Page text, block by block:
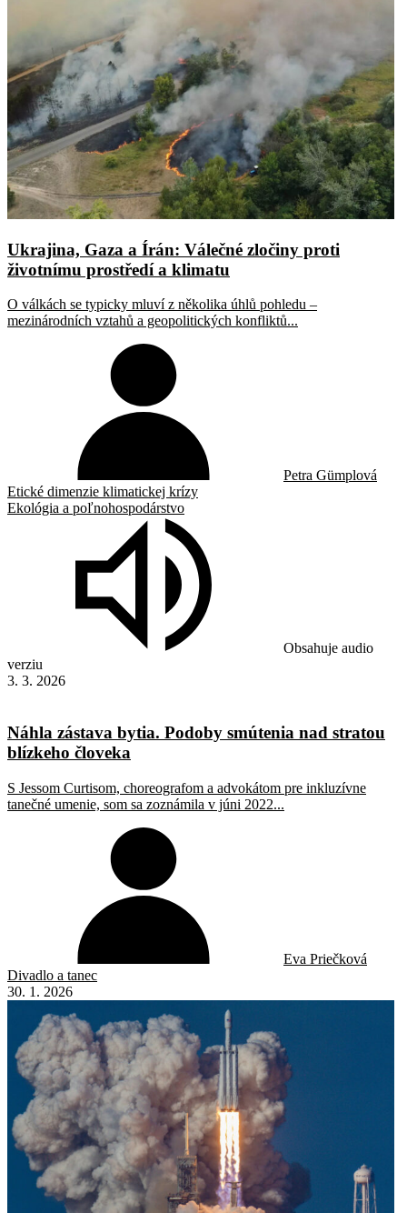
Ukrajina, Gaza a Írán: Válečné zločiny proti
životnímu prostředí a klimatu
O válkách se typicky mluví z několika úhlů pohledu –
mezinárodních vztahů a geopolitických konfliktů...
Petra Gümplová
Etické dimenzie klimatickej krízy
Ekológia a poľnohospodárstvo
Obsahuje audio
verziu
3. 3. 2026
Náhla zástava bytia. Podoby smútenia nad stratou
blízkeho človeka
S Jessom Curtisom, choreografom a advokátom pre inkluzívne
tanečné umenie, som sa zoznámila v júni 2022...
Eva Priečková
Divadlo a tanec
30. 1. 2026